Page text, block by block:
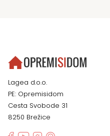
Lagea d.o.o.
PE: Opremisidom
Cesta Svobode 31
8250 Brežice